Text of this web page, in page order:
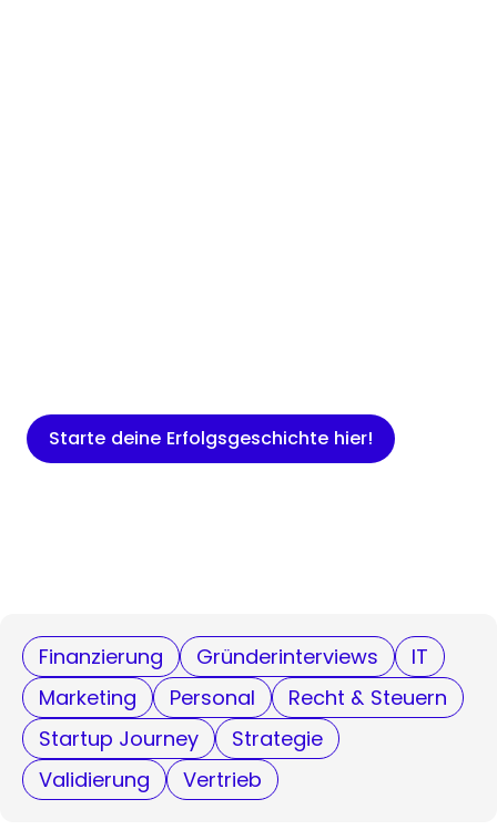
Starte deine Erfolgsgeschichte hier!
Finanzierung Gründerinterviews
IT
Marketing
Personal
Recht & Steuern
Startup Journey
Strategie
Validierung
Vertrieb